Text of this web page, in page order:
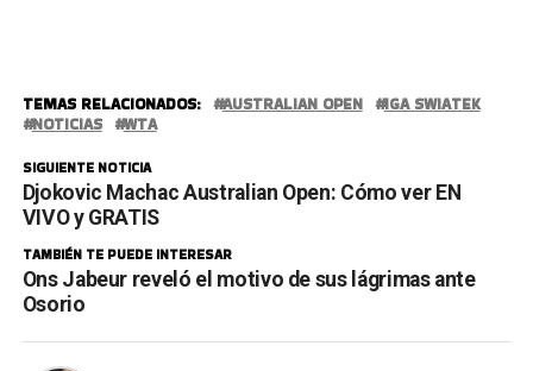
TEMAS RELACIONADOS: AUSTRALIAN OPEN
IGA SWIATEK
NOTICIAS
WTA
SIGUIENTE NOTICIA
Djokovic Machac Australian Open: Cómo ver EN
VIVO y GRATIS
TAMBIÉN TE PUEDE INTERESAR
Ons Jabeur reveló el motivo de sus lágrimas ante
Osorio